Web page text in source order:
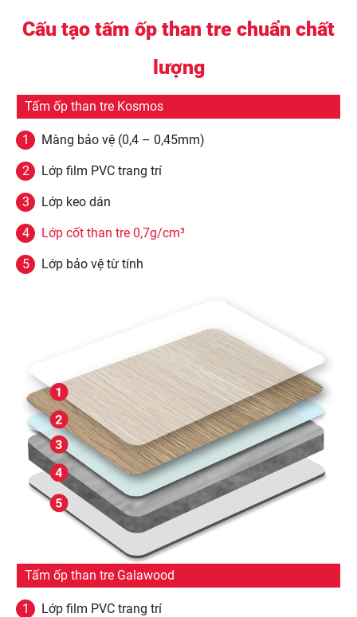
Cấu tạo tấm ốp than tre chuẩn chất
lượng
Tấm ốp than tre Kosmos
Màng bảo vệ (0,4 – 0,45mm)
Lớp film PVC trang trí
Lớp keo dán
Lớp cốt than tre 0,7g/cm³
Lớp bảo vệ từ tính
Tấm ốp than tre Galawood
Lớp film PVC trang trí